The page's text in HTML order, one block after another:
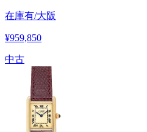
在庫有/大阪
¥959,850
中古